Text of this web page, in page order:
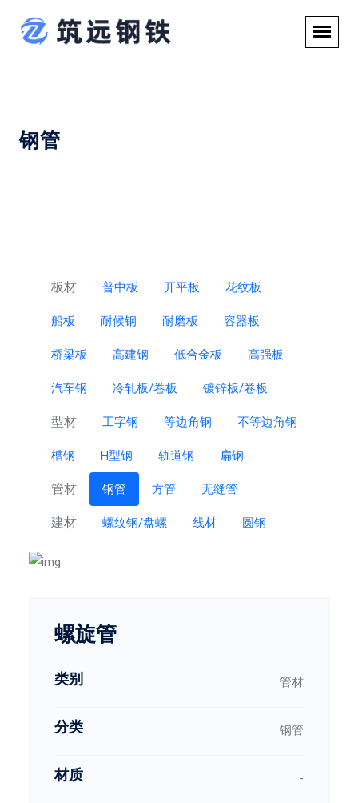
钢管
板材 普中板 开平板 花纹板
船板 耐候钢 耐磨板 容器板
桥梁板 高建钢 低合金板 高强板
汽车钢 冷轧板/卷板 镀锌板/卷板
型材 工字钢 等边角钢 不等边角钢
槽钢 H型钢 轨道钢 扁钢
管材 钢管 方管 无缝管
建材 螺纹钢/盘螺 线材 圆钢
螺旋管
类别 管材
分类 钢管
材质 -